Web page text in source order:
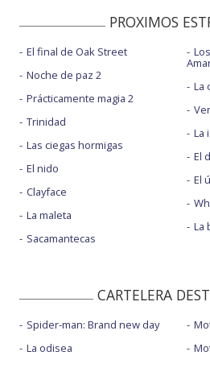
PROXIMOS
El final de Oak Street
Noche de paz 2
Prácticamente magia 2
Trinidad
Las ciegas hormigas
El nido
Clayface
La maleta
Sacamantecas
La
La
El
El
La
CARTELERA
Spider-man: Brand new day
La odisea